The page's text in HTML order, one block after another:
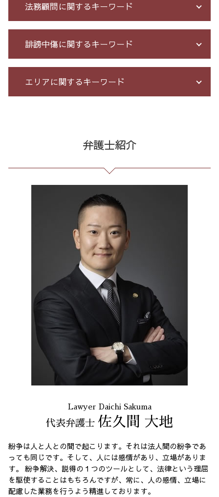
詐欺 サクラ
投資セミナー 怪しい
詐欺 泣き寝入り
出会い系被害 返金
詐欺 被害 お金 戻っ て くる
振り込め 詐欺
サクラ サイト 詐欺
特殊 詐欺 警視庁
マルチ商法 ネズミ講 違い
ネット 詐欺 被害 届
詐欺 被害者 返金
個人再生 再生計画
借金 払えない 相談
破産 流れ
借金 無料相談 電話
小規模 個人再生 デメリット
個人再生 債務整理 メリット
債務整理 和解 成立
借金 過払い金 期間
破産 免責
過払い とは
借金 督促状
自己破産 メリット デメリット
法務顧問に関するキーワード
労務 トラブル
長 時間 労働 問題
企業法務 とは
不当解雇 労基
残業 未払い 請求
戦略法務 とは
残業 問題
パワハラ 相談 解決
契約 書 リーガル チェック
臨床法務 とは
顧問 弁護士 メリット
未払い 賃金
セクハラ パワハラ
誹謗中傷に関するキーワード
ネット 誹謗中傷
誹謗中傷 相談
誹謗中傷 被害
発信者情報 開示請求
誹謗中傷 SNS
誹謗中傷 削除
Twitter 誹謗中傷
爆サイ 誹謗中傷
エリアに関するキーワード
通販 詐欺 東京都 相談
過払い金請求 東京都 相談
債務整理 東京都 相談
不当請求 23区 弁護士
過払い金請求 全国 弁護士
過払い金請求 全国 相談
契約書作成 東京都 相談
債務整理 23区 相談
マルチ商法 全国 相談
マルチ商法 東京都 弁護士
契約書作成 全国 相談
任意整理 港区 弁護士
契約書作成 23区 弁護士
振り込め詐欺 港区 相談
消費者被害 東京都 相談
不当請求 東京都 相談
弁護士紹介
Lawyer Daichi Sakuma
代表弁護士 佐久間 大地
紛争は人と人との間で起こります。それは法人間の紛争であ
っても同じです。そして、人には感情があり、立場がありま
す。 紛争解決、説得の１つのツールとして、法律という理屈
を駆使することはもちろんですが、常に、人の感情、立場に
配慮した業務を行うよう精進しております。